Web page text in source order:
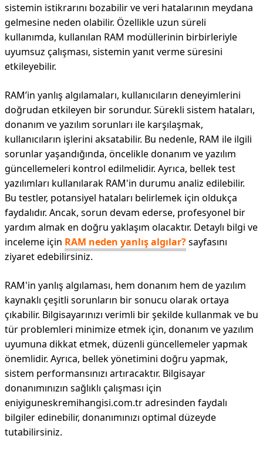
sistemin istikrarını bozabilir ve veri hatalarının meydana
gelmesine neden olabilir. Özellikle uzun süreli
kullanımda, kullanılan RAM modüllerinin birbirleriyle
uyumsuz çalışması, sistemin yanıt verme süresini
etkileyebilir.
RAM’in yanlış algılamaları, kullanıcıların deneyimlerini
doğrudan etkileyen bir sorundur. Sürekli sistem hataları,
donanım ve yazılım sorunları ile karşılaşmak,
kullanıcıların işlerini aksatabilir. Bu nedenle, RAM ile ilgili
sorunlar yaşandığında, öncelikle donanım ve yazılım
güncellemeleri kontrol edilmelidir. Ayrıca, bellek test
yazılımları kullanılarak RAM'in durumu analiz edilebilir.
Bu testler, potansiyel hataları belirlemek için oldukça
faydalıdır. Ancak, sorun devam ederse, profesyonel bir
yardım almak en doğru yaklaşım olacaktır. Detaylı bilgi ve
inceleme için RAM neden yanlış algılar?sayfasını
ziyaret edebilirsiniz.
RAM'in yanlış algılaması, hem donanım hem de yazılım
kaynaklı çeşitli sorunların bir sonucu olarak ortaya
çıkabilir. Bilgisayarınızı verimli bir şekilde kullanmak ve bu
tür problemleri minimize etmek için, donanım ve yazılım
uyumuna dikkat etmek, düzenli güncellemeler yapmak
önemlidir. Ayrıca, bellek yönetimini doğru yapmak,
sistem performansınızı artıracaktır. Bilgisayar
donanımınızın sağlıklı çalışması için
eniyiguneskremihangisi.com.tr adresinden faydalı
bilgiler edinebilir, donanımınızı optimal düzeyde
tutabilirsiniz.